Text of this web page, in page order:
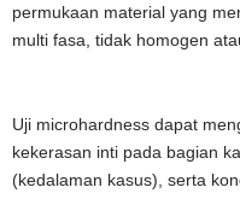
permukaan material yang
multi fasa, tidak homogen
Uji microhardness dapat
kekerasan inti pada bagian
(kedalaman kasus), serta